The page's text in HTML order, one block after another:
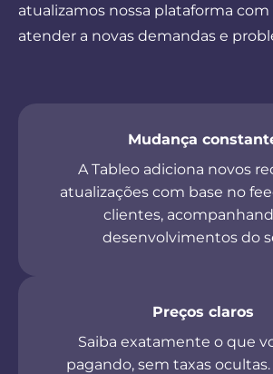
atualizamos nossa plataforma
atender a novas demandas e
Mudança
A Tableo adiciona novos
atualizações com base no
clientes,
desenvolvimentos do
Preços claros
Saiba exatamente o que
pagando, sem taxas